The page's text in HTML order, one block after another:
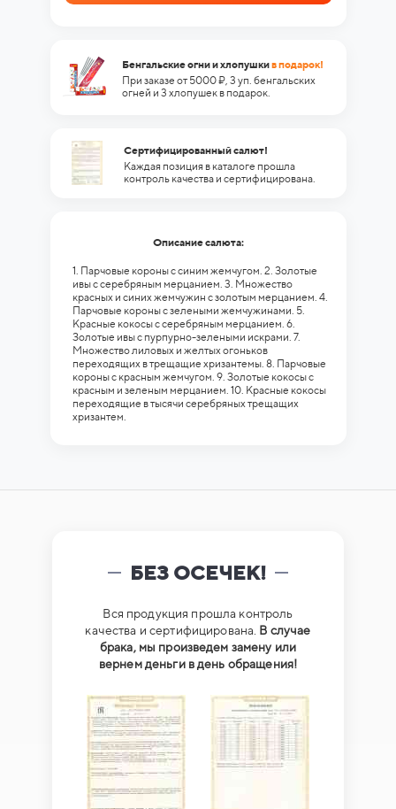
Бенгальские огни и хлопушкив подарок!
При заказе от 5000 ₽, 3 уп. бенгальских
огней и 3 хлопушек в подарок.
Сертифицированный салют!
Каждая позиция в каталоге прошла
контроль качества и сертифицирована.
Описание салюта:
1. Парчовые короны с синим жемчугом. 2. Золотые
ивы с серебряным мерцанием. 3. Множество
красных и синих жемчужин с золотым мерцанием. 4.
Парчовые короны с зелеными жемчужинами. 5.
Красные кокосы с серебряным мерцанием. 6.
Золотые ивы с пурпурно-зелеными искрами. 7.
Множество лиловых и желтых огоньков
переходящих в трещащие хризантемы. 8. Парчовые
короны с красным жемчугом. 9. Золотые кокосы с
красным и зеленым мерцанием. 10. Красные кокосы
переходящие в тысячи серебряных трещащих
хризантем.
БЕЗ ОСЕЧЕК!
Вся продукция прошла контроль
качества и сертифицирована. В случае
брака, мы произведем замену или
вернем деньги в день обращения!